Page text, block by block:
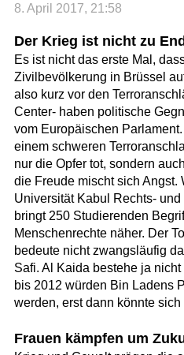
8. April 2017, 21:58
Der Krieg ist nicht zu
Es ist nicht das erste Mal,
Zivilbevölkerung in Brüssel
also kurz vor den
Center- haben politische
vom Europäischen
einem schweren
nur die Opfer tot, sondern
die Freude mischt sich Angst.
Universität Kabul Rechts-
bringt 250 Studierenden
Menschenrechte näher. Der
bedeute nicht zwangsläufig
Safi. Al Kaida bestehe ja
bis 2012 würden Bin Ladens
werden, erst dann könnte
Frauen kämpfen um